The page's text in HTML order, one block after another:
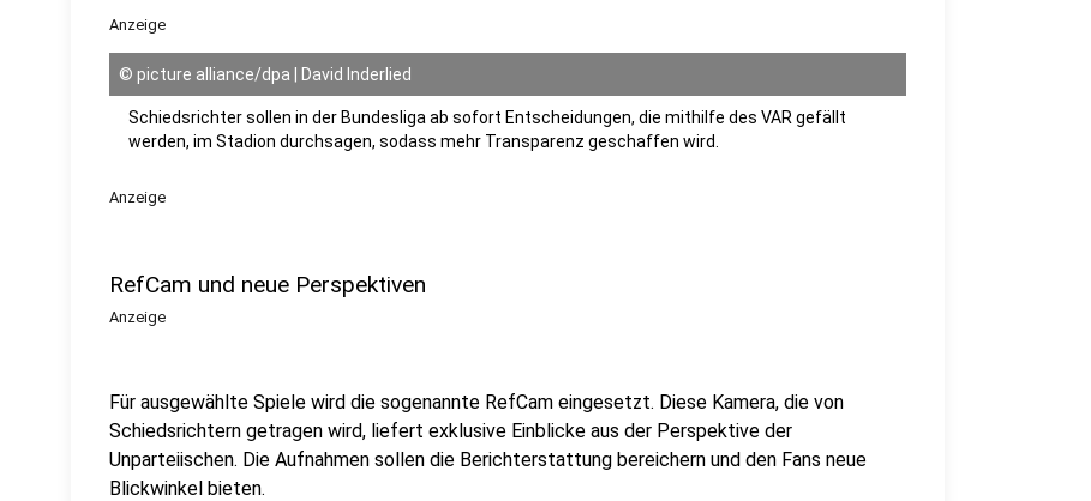
Anzeige
© picture alliance/dpa | David Inderlied
Schiedsrichter sollen in der Bundesliga ab sofort Entscheidungen, die mithilfe des VAR gefällt
werden, im Stadion durchsagen, sodass mehr Transparenz geschaffen wird.
Anzeige
RefCam und neue Perspektiven
Anzeige
Für ausgewählte Spiele wird die sogenannte RefCam eingesetzt. Diese Kamera, die von
Schiedsrichtern getragen wird, liefert exklusive Einblicke aus der Perspektive der
Unparteiischen. Die Aufnahmen sollen die Berichterstattung bereichern und den Fans neue
Blickwinkel bieten.